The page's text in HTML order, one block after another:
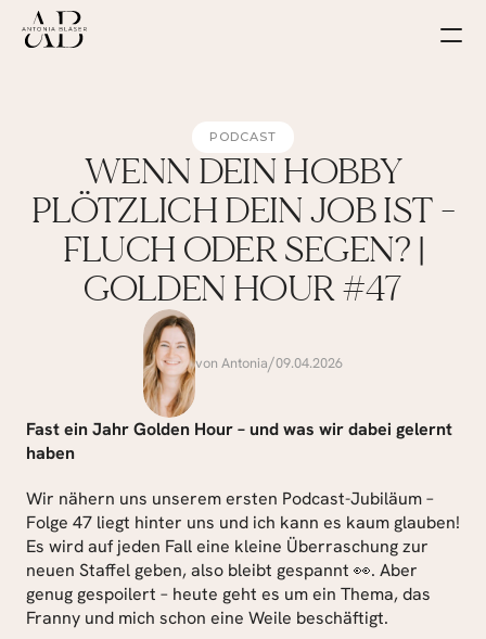
PODCAST
WENN DEIN HOBBY
PLÖTZLICH DEIN JOB IST -
FLUCH ODER SEGEN? |
GOLDEN HOUR #47
von Antonia/09.04.2026
Fast ein Jahr Golden Hour – und was wir dabei gelernt
haben
Wir nähern uns unserem ersten Podcast-Jubiläum –
Folge 47 liegt hinter uns und ich kann es kaum glauben!
Es wird auf jeden Fall eine kleine Überraschung zur
neuen Staffel geben, also bleibt gespannt 👀. Aber
genug gespoilert – heute geht es um ein Thema, das
Franny und mich schon eine Weile beschäftigt.